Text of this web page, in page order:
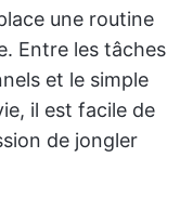
une routine
Entre les tâches
et le simple
il est facile de
de jongler